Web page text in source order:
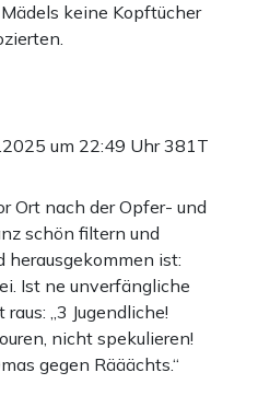
keine Kopftücher
um 22:49 Uhr381T
Ort nach der Opfer- und
schön filtern und
herausgekommen ist:
Ist ne unverfängliche
„3 Jugendliche!
nicht spekulieren!
gegen Rääächts.“